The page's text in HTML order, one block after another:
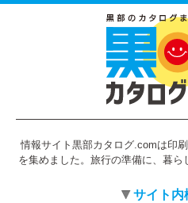
情報サイト黒部カタログ.comは印
を集めました。旅行の準備に、暮ら
サイト内